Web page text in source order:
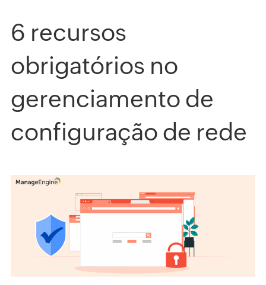
6 recursos
obrigatórios no
gerenciamento de
configuração de rede